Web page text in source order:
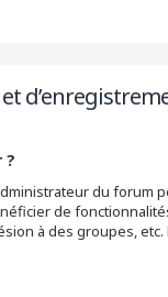
?
du
de
à des groupes,